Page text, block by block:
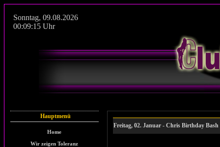
Sonntag, 09.08.2026
00:09:15 Uhr
Hauptmenü
Home
Wir zeigen Toleranz
Freitag, 02. Januar - Chris Birthday Bash